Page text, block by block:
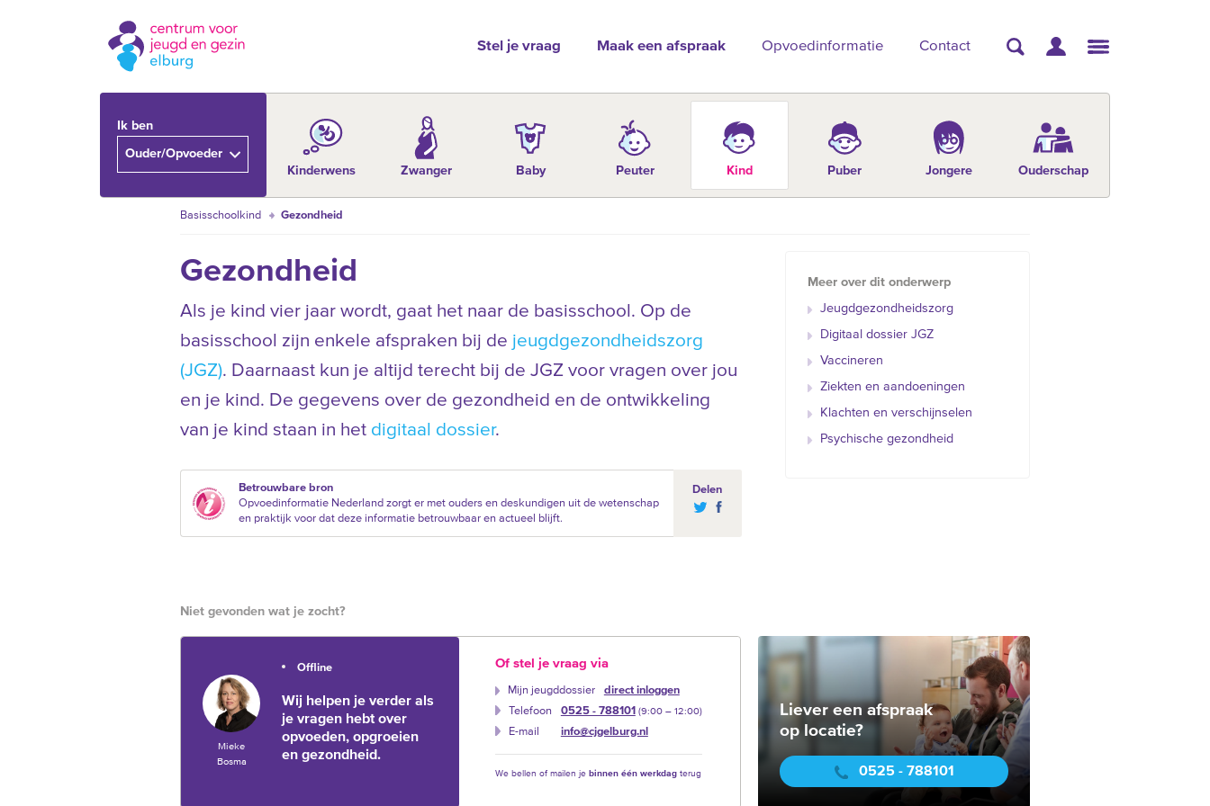
Stel je vraag Maak een afspraak Opvoedinformatie Contact
Ik ben
Ouder/Opvoeder
Kinderwens
Zwanger Baby Peuter Kind Puber Jongere Ouderschap
Basisschoolkind Gezondheid
Gezondheid
Als je kind vier jaar wordt, gaat het naar de basisschool. Op de
basisschool zijn enkele afspraken bij de jeugdgezondheidszorg
(JGZ). Daarnaast kun je altijd terecht bij de JGZ voor vragen over jou
en je kind. De gegevens over de gezondheid en de ontwikkeling
van je kind staan in het digitaal dossier.
Betrouwbare bron
Opvoedinformatie Nederland zorgt er met ouders en deskundigen uit de wetenschap
en praktijk voor dat deze informatie betrouwbaar en actueel blijft.
Delen
Meer over dit onderwerp
Jeugdgezondheidszorg
Digitaal dossier JGZ
Vaccineren
Ziekten en aandoeningen
Klachten en verschijnselen
Psychische gezondheid
Niet gevonden wat je zocht?
Mieke
Bosma
Offline
Wij helpen je verder als
je vragen hebt over
opvoeden, opgroeien
en gezondheid.
Of stel je vraag via
Mijn jeugddossier
direct inloggen
Telefoon
0525 - 788101 (9:00 –‍ 12:00)
E-mail info@cjgelburg.nl
We bellen of mailen je binnen één werkdagterug
Liever een afspraak
op locatie?
0525 - 788101